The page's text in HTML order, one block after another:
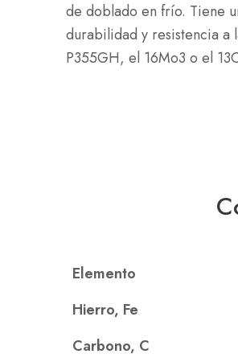
de doblado en frío. Tiene
durabilidad y resistencia a
P355GH, el 16Mo3 o el
Elemento
Hierro, Fe
Carbono, C